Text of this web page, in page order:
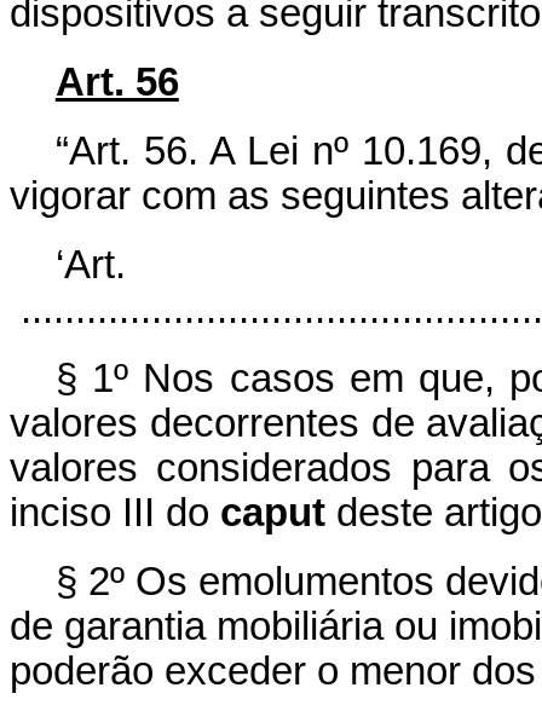
dispositivos a seguir
Art. 56
“Art. 56. A Lei nº 10.169,
vigorar com as seguintes
§ 1º Nos casos em que,
valores decorrentes de
valores considerados para
inciso III do caput deste
§ 2º Os emolumentos
de garantia mobiliária ou
poderão exceder o menor